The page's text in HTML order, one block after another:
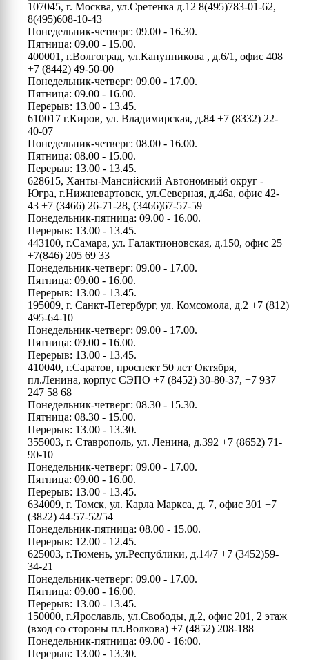
107045, г. Москва, ул.Сретенка д.12 8(495)783-01-62,
8(495)608-10-43
Понедельник-четверг: 09.00 - 16.30.
Пятница: 09.00 - 15.00.
400001, г.Волгоград, ул.Канунникова , д.6/1, офис 408
+7 (8442) 49-50-00
Понедельник-четверг: 09.00 - 17.00.
Пятница: 09.00 - 16.00.
Перерыв: 13.00 - 13.45.
610017 г.Киров, ул. Владимирская, д.84 +7 (8332) 22-
40-07
Понедельник-четверг: 08.00 - 16.00.
Пятница: 08.00 - 15.00.
Перерыв: 13.00 - 13.45.
628615, Ханты-Мансийский Автономный округ -
Югра, г.Нижневартовск, ул.Северная, д.46а, офис 42-
43 +7 (3466) 26-71-28, (3466)67-57-59
Понедельник-пятница: 09.00 - 16.00.
Перерыв: 13.00 - 13.45.
443100, г.Самара, ул. Галактионовская, д.150, офис 25
+7(846) 205 69 33
Понедельник-четверг: 09.00 - 17.00.
Пятница: 09.00 - 16.00.
Перерыв: 13.00 - 13.45.
195009, г. Санкт-Петербург, ул. Комсомола, д.2 +7 (812)
495-64-10
Понедельник-четверг: 09.00 - 17.00.
Пятница: 09.00 - 16.00.
Перерыв: 13.00 - 13.45.
410040, г.Саратов, проспект 50 лет Октября,
пл.Ленина, корпус СЭПО +7 (8452) 30-80-37, +7 937
247 58 68
Понедельник-четверг: 08.30 - 15.30.
Пятница: 08.30 - 15.00.
Перерыв: 13.00 - 13.30.
355003, г. Ставрополь, ул. Ленина, д.392 +7 (8652) 71-
90-10
Понедельник-четверг: 09.00 - 17.00.
Пятница: 09.00 - 16.00.
Перерыв: 13.00 - 13.45.
634009, г. Томск, ул. Карла Маркса, д. 7, офис 301 +7
(3822) 44-57-52/54
Понедельник-пятница: 08.00 - 15.00.
Перерыв: 12.00 - 12.45.
625003, г.Тюмень, ул.Республики, д.14/7 +7 (3452)59-
34-21
Понедельник-четверг: 09.00 - 17.00.
Пятница: 09.00 - 16.00.
Перерыв: 13.00 - 13.45.
150000, г.Ярославль, ул.Свободы, д.2, офис 201, 2 этаж
(вход со стороны пл.Волкова) +7 (4852) 208-188
Понедельник-пятница: 09.00 - 16:00.
Перерыв: 13.00 - 13.30.